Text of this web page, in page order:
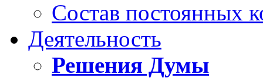
Состав постоянных
Деятельность
Решения Думы